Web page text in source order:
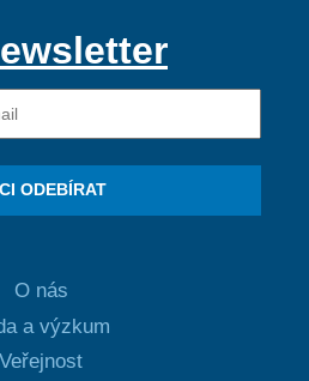
ODEBÍRAT
O nás
a výzkum
Veřejnost